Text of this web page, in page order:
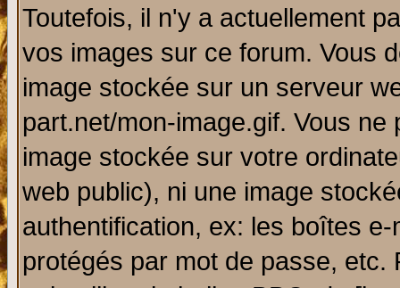
Toutefois, il n'y a actuellement
vos images sur ce forum. Vous
image stockée sur un serveur
part.net/mon-image.gif. Vous
image stockée sur votre
web public), ni une image
authentification, ex: les boîtes
protégés par mot de passe,